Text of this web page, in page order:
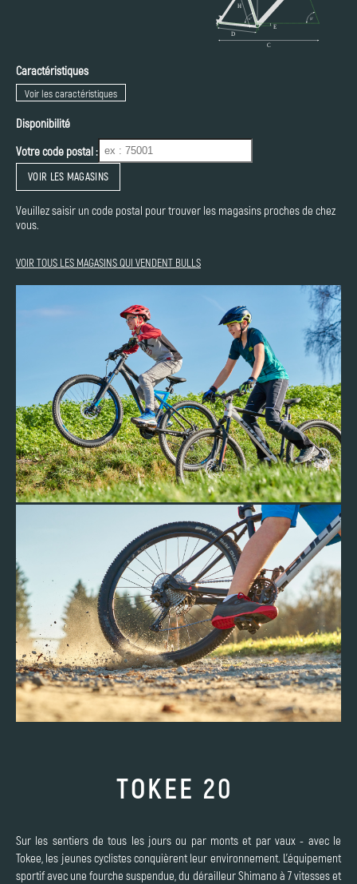
Caractéristiques
Voir les caractéristiques
Disponibilité
Votre code postal :
VOIR LES MAGASINS
Veuillez saisir un code postal pour trouver les magasins proches de chez
vous.
VOIR TOUS LES MAGASINS QUI VENDENT BULLS
TOKEE 20
Sur les sentiers de tous les jours ou par monts et par vaux - avec le
Tokee, les jeunes cyclistes conquièrent leur environnement. L'équipement
sportif avec une fourche suspendue, du dérailleur Shimano à 7 vitesses et